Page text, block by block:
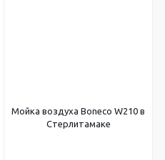
Мойка воздуха Boneco W210 в
Стерлитамаке